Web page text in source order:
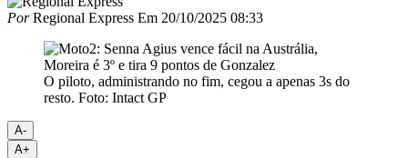
PorRegional Express Em 20/10/2025 08:33
O piloto, administrando no fim, cegou a apenas 3s do
resto. Foto: Intact GP
A-
A+